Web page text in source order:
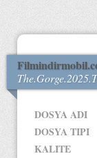
DOSYA ADI
DOSYA TIPI
KALITE